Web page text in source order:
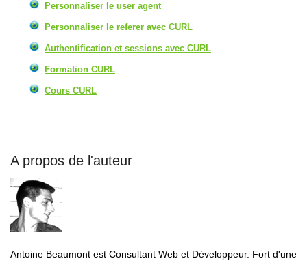
Personnaliser le user agent
Personnaliser le referer avec CURL
Authentification et sessions avec CURL
Formation CURL
Cours CURL
A propos de l'auteur
Antoine Beaumont est Consultant Web et Développeur. Fort d'une